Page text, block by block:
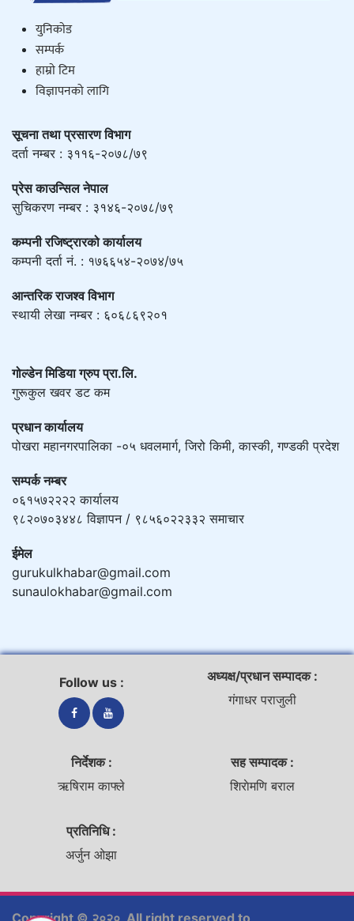
युनिकाेड
सम्पर्क
हाम्राे टिम
विज्ञापनको लागि
सूचना तथा प्रसारण विभाग
दर्ता नम्बर : ३११६-२०७८/७९
प्रेस काउन्सिल नेपाल
सुचिकरण नम्बर : ३१४६-२०७८/७९
कम्पनी रजिष्ट्रारको कार्यालय
कम्पनी दर्ता नं. : १७६६५४-२०७४/७५
आन्तरिक राजश्व विभाग
स्थायी लेखा नम्बर : ६०६८६९२०१
गोल्डेन मिडिया ग्रुप प्रा.लि.
गुरूकुल खवर डट कम
प्रधान कार्यालय
पोखरा महानगरपालिका -०५ धवलमार्ग, जिरो किमी, कास्की, गण्डकी प्रदेश
सम्पर्क नम्बर
०६१५७२२२२ कार्यालय
९८२०७०३४४८ विज्ञापन / ९८५६०२२३३२ समाचार
ईमेल
gurukulkhabar@gmail.com
sunaulokhabar@gmail.com
Follow us :
अध्यक्ष/प्रधान सम्पादक :
गंगाधर पराजुली
निर्देशक :
ऋषिराम काफ्ले
सह सम्पादक :
शिराेमणि बराल
प्रतिनिधि :
अर्जुन ओझा
Copyright © २०२०, All right reserved to